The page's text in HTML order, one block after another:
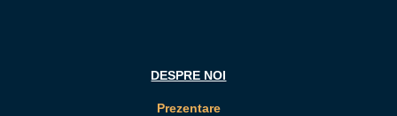
DESPRE NOI
Prezentare